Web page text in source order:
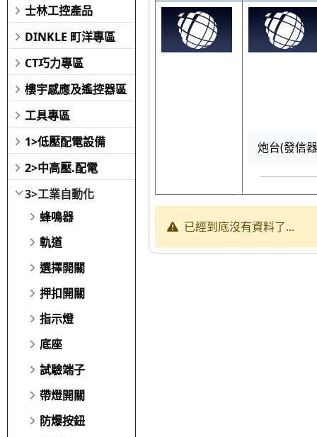
士林工控產品
DINKLE 町洋專區
CT巧力專區
樓宇感應及遙控器區
工具專區
1>低壓配電設備
2>中高壓.配電
3>工業自動化
蜂鳴器
軌道
選擇開關
押扣開關
指示燈
底座
試驗端子
帶燈開關
防爆按鈕
炮台(發信
已經到底沒有資料了...